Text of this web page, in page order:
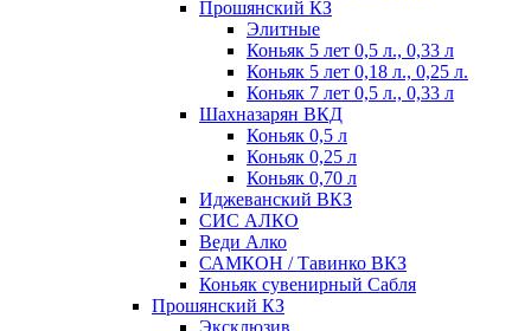
Прошянский КЗ
Элитные
Коньяк 5 лет 0,5 л., 0,33 л
Коньяк 5 лет 0,18 л., 0,25 л.
Коньяк 7 лет 0,5 л., 0,33 л
Шахназарян ВКД
Коньяк 0,5 л
Коньяк 0,25 л
Коньяк 0,70 л
Иджеванский ВКЗ
СИС АЛКО
Веди Алко
САМКОН / Тавинко ВКЗ
Коньяк сувенирный Сабля
Прошянский КЗ
Эксклюзив